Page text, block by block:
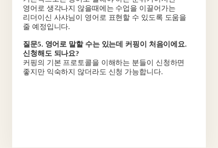
영어로 생각나지 않을때에는 수업을 이끌어가는
리더이신 사샤님이 영어로 표현할 수 있도록 도움을
줄 예정입니다.
질문5. 영어로 말할 수는 있는데 커핑이 처음이에요.
신청해도 되나요?
커핑의 기본 프로토콜을 이해하는 분들이 신청하면
좋지만 익숙하지 않더라도 신청 가능합니다.